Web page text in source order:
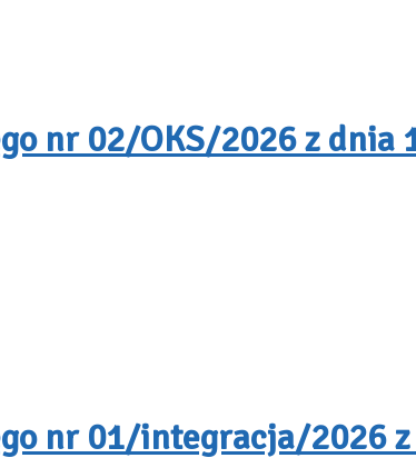
nr 02/OKS/2026 z dnia
nr 01/integracja/2026